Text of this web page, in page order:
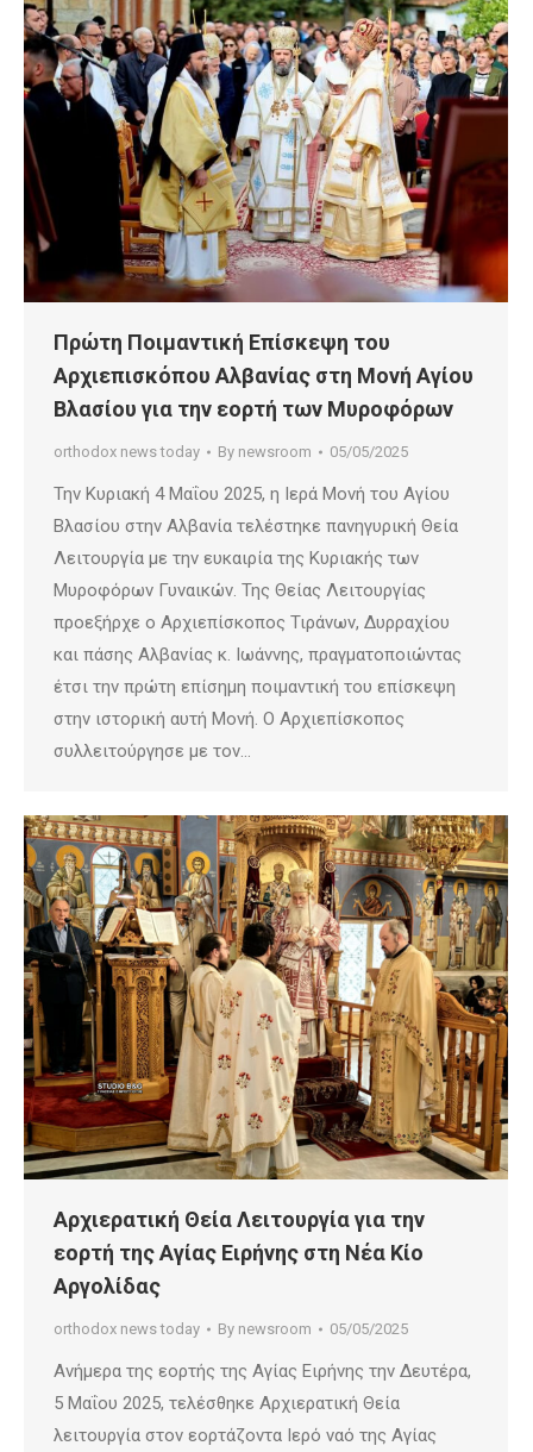
Πρώτη Ποιμαντική Επίσκεψη του
Αρχιεπισκόπου Αλβανίας στη Μονή Αγίου
Βλασίου για την εορτή των Μυροφόρων
orthodox news today By newsroom 05/05/2025
Την Κυριακή 4 Μαΐου 2025, η Ιερά Μονή του Αγίου
Βλασίου στην Αλβανία τελέστηκε πανηγυρική Θεία
Λειτουργία με την ευκαιρία της Κυριακής των
Μυροφόρων Γυναικών. Της Θείας Λειτουργίας
προεξήρχε ο Αρχιεπίσκοπος Τιράνων, Δυρραχίου
και πάσης Αλβανίας κ. Ιωάννης, πραγματοποιώντας
έτσι την πρώτη επίσημη ποιμαντική του επίσκεψη
στην ιστορική αυτή Μονή. Ο Αρχιεπίσκοπος
συλλειτούργησε με τον…
Αρχιερατική Θεία Λειτουργία για την
εορτή της Αγίας Ειρήνης στη Νέα Κίο
Αργολίδας
orthodox news today By newsroom 05/05/2025
Ανήμερα της εορτής της Αγίας Ειρήνης την Δευτέρα,
5 Μαΐου 2025, τελέσθηκε Αρχιερατική Θεία
λειτουργία στον εορτάζοντα Ιερό ναό της Αγίας